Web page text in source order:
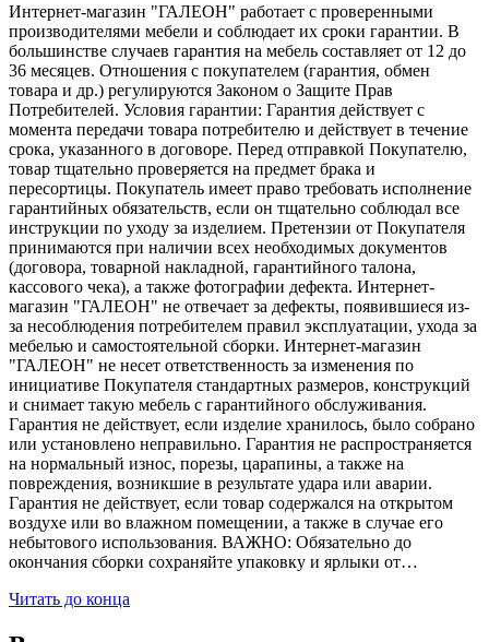
Интернет-магазин "ГАЛЕОН" работает с проверенными
производителями мебели и соблюдает их сроки гарантии. В
большинстве случаев гарантия на мебель составляет от 12 до
36 месяцев. Отношения с покупателем (гарантия, обмен
товара и др.) регулируются Законом о Защите Прав
Потребителей. Условия гарантии: Гарантия действует с
момента передачи товара потребителю и действует в течение
срока, указанного в договоре. Перед отправкой Покупателю,
товар тщательно проверяется на предмет брака и
пересортицы. Покупатель имеет право требовать исполнение
гарантийных обязательств, если он тщательно соблюдал все
инструкции по уходу за изделием. Претензии от Покупателя
принимаются при наличии всех необходимых документов
(договора, товарной накладной, гарантийного талона,
кассового чека), а также фотографии дефекта. Интернет-
магазин "ГАЛЕОН" не отвечает за дефекты, появившиеся из-
за несоблюдения потребителем правил эксплуатации, ухода за
мебелью и самостоятельной сборки. Интернет-магазин
"ГАЛЕОН" не несет ответственность за изменения по
инициативе Покупателя стандартных размеров, конструкций
и снимает такую мебель с гарантийного обслуживания.
Гарантия не действует, если изделие хранилось, было собрано
или установлено неправильно. Гарантия не распространяется
на нормальный износ, порезы, царапины, а также на
повреждения, возникшие в результате удара или аварии.
Гарантия не действует, если товар содержался на открытом
воздухе или во влажном помещении, а также в случае его
небытового использования. ВАЖНО: Обязательно до
окончания сборки сохраняйте упаковку и ярлыки от…
Читать до конца